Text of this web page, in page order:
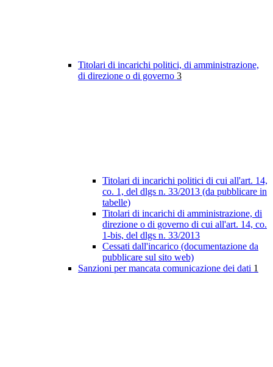
Titolari di incarichi politici, di amministrazione,
di direzione o di governo 3
Titolari di incarichi politici di cui all'art. 14,
co. 1, del dlgs n. 33/2013 (da pubblicare in
tabelle)
Titolari di incarichi di amministrazione, di
direzione o di governo di cui all'art. 14, co.
1-bis, del dlgs n. 33/2013
Cessati dall'incarico (documentazione da
pubblicare sul sito web)
Sanzioni per mancata comunicazione dei dati 1